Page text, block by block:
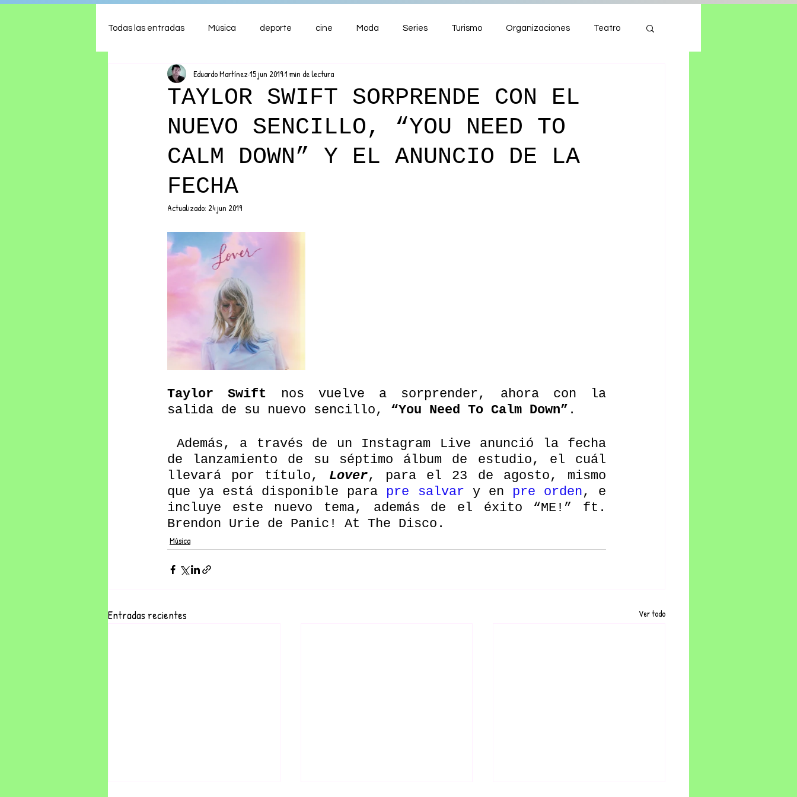
Todas las entradas Música deporte cine Moda Series Turismo Organizaciones Teatro
Shows Comida ENTRETENIMIENTO
Ambiente Hogar Finanzas
TAYLOR SWIFT SORPRENDE CON EL
NUEVO SENCILLO, “YOU NEED TO
CALM DOWN” Y EL ANUNCIO DE LA
FECHA
Eduardo Martínez 15 jun 20191 min de lectura
Actualizado: 24 jun 2019
Taylor Swift nos vuelve a sorprender, ahora con la
salida de su nuevo sencillo, “You Need To Calm Down” .
de lanzamiento de su séptimo álbum de estudio, el cuál
llevará por título, Lover, para el 23 de agosto, mismo
que ya está disponible para pre salvar y en pre orden, e
incluye este nuevo tema, además de el éxito “ME!” ft.
Brendon Urie de Panic! At The Disco.
Música
Entradas recientes Ver todo